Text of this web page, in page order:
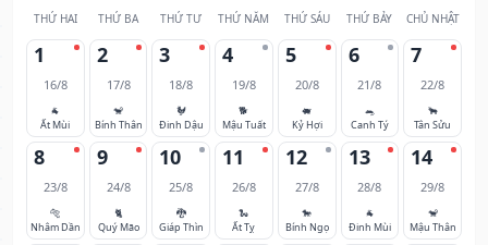
THỨ HAI THỨ BA THỨ TƯ THỨ NĂM THỨ SÁU THỨ BẢY CHỦ NHẬT
1
16/8
🐐
Ất Mùi
2
17/8
🐒
Bính Thân
3
18/8
🐓
Đinh Dậu
4
19/8
🐕
Mậu Tuất
5
20/8
🐖
Kỷ Hợi
6
21/8
🐀
Canh Tý
7
22/8
🐂
Tân Sửu
8
23/8
🐅
Nhâm Dần
9
24/8
🐈
Quý Mão
10
25/8
🐉
Giáp Thìn
11
26/8
🐍
Ất Tỵ
12
27/8
🐎
Bính Ngọ
13
28/8
🐐
Đinh Mùi
14
29/8
🐒
Mậu Thân